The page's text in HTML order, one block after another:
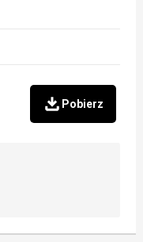
Pobierz